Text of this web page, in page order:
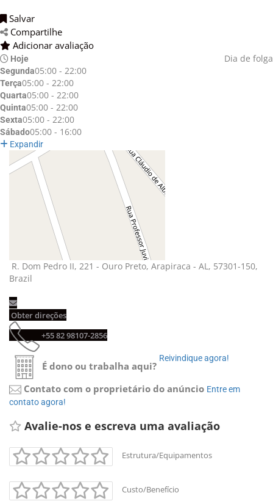
Salvar
Compartilhe
Adicionar avaliação
Hoje Dia de folga
Segunda05:00 - 22:00
Terça05:00 - 22:00
Quarta05:00 - 22:00
Quinta05:00 - 22:00
Sexta05:00 - 22:00
Sábado05:00 - 16:00
Expandir
R. Dom Pedro II, 221 - Ouro Preto, Arapiraca - AL, 57301-150,
Brazil
Obter direções
+55 82 98107-2856
É dono ou trabalha aqui?
Reivindique agora!
Contato com o proprietário do anúncio Entre em
contato agora!
Avalie-nos e escreva uma avaliação
Estrutura/Equipamentos
Custo/Benefício